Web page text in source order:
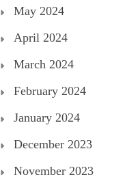
May 2024
April 2024
March 2024
February 2024
January 2024
December 2023
November 2023